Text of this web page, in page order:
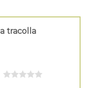
tracolla